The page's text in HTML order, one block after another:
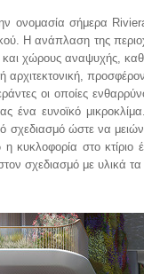
ονομασία σήμερα
Η ανάπλαση της
χώρους αναψυχής,
αρχιτεκτονική,
οι οποίες
ένα ευνοϊκό
σχεδιασμό ώστε να
κυκλοφορία στο κτίριο
σχεδιασμό με υλικά